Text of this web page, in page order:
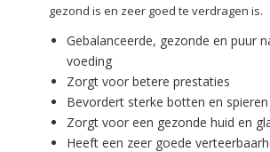
gezond is en zeer goed te verdragen is.
Gebalanceerde, gezonde en puur
voeding
Zorgt voor betere prestaties
Bevordert sterke botten en spieren
Zorgt voor een gezonde huid en
Heeft een zeer goede